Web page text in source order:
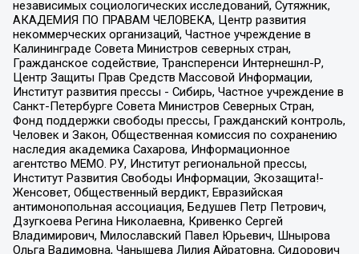
независимых социологических исследований, Сутяжник,
АКАДЕМИЯ ПО ПРАВАМ ЧЕЛОВЕКА, Центр развития
некоммерческих организаций, Частное учреждение в
Калининграде Совета Министров северных стран,
Гражданское содействие, Трансперенси Интернешнл-Р,
Центр Защиты Прав Средств Массовой Информации,
Институт развития прессы - Сибирь, Частное учреждение в
Санкт-Петербурге Совета Министров Северных Стран,
Фонд поддержки свободы прессы, Гражданский контроль,
Человек и Закон, Общественная комиссия по сохранению
наследия академика Сахарова, Информационное
агентство МЕМО. РУ, Институт региональной прессы,
Институт Развития Свободы Информации, Экозащита!-
Женсовет, Общественный вердикт, Евразийская
антимонопольная ассоциация, Бедушев Петр Петрович,
Дзугкоева Регина Николаевна, Кривенко Сергей
Владимирович, Милославский Павел Юрьевич, Шнырова
Ольга Вадимовна, Чанышева Лилия Айратовна, Сидорович